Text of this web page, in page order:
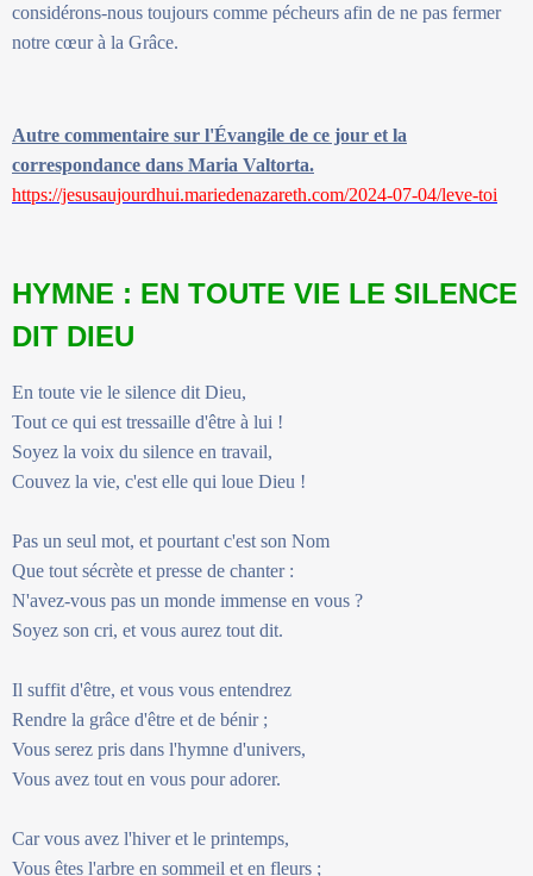
considérons-nous toujours comme pécheurs afin de ne pas fermer
notre cœur à la Grâce.
Autre commentaire sur l'Évangile de ce jour et la
correspondance dans Maria Valtorta.
https://jesusaujourdhui.mariedenazareth.com/2024-07-04/leve-toi
HYMNE : EN TOUTE VIE LE SILENCE
DIT DIEU
En toute vie le silence dit Dieu,
Tout ce qui est tressaille d'être à lui !
Soyez la voix du silence en travail,
Couvez la vie, c'est elle qui loue Dieu !
Pas un seul mot, et pourtant c'est son Nom
Que tout sécrète et presse de chanter :
N'avez-vous pas un monde immense en vous ?
Soyez son cri, et vous aurez tout dit.
Il suffit d'être, et vous vous entendrez
Rendre la grâce d'être et de bénir ;
Vous serez pris dans l'hymne d'univers,
Vous avez tout en vous pour adorer.
Car vous avez l'hiver et le printemps,
Vous êtes l'arbre en sommeil et en fleurs ;